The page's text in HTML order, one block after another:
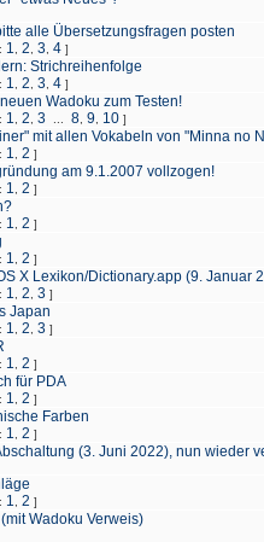
alle Übersetzungsfragen posten
1 2 3 4 ]
Strichreihenfolge
1 2 3 4 ]
Wadoku zum Testen!
1 2 3 8 9 10 ]
mit allen Vokabeln von "Minna no
1 2 ]
am 9.1.2007 vollzogen!
1 2 ]
1 2 ]
1 2 ]
X Lexikon/Dictionary.app (9. Januar
1 2 3 ]
Japan
1 2 3 ]
1 2 ]
für PDA
1 2 ]
Farben
1 2 ]
(3. Juni 2022), nun wieder
1 2 ]
Wadoku Verweis)